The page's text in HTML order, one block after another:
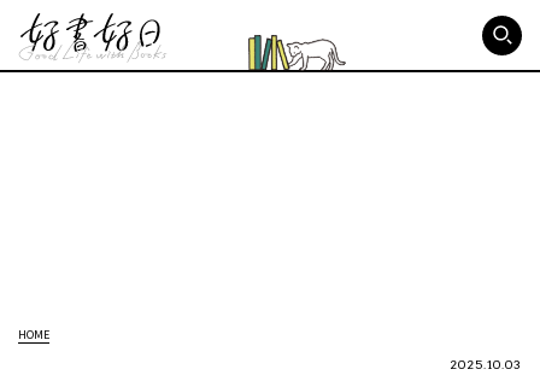
HOME
2025.10.03